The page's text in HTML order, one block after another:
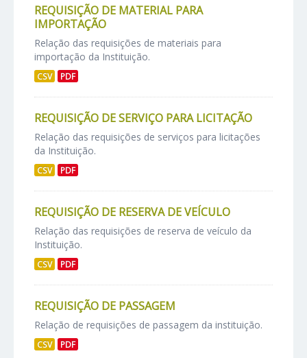
REQUISIÇÃO DE MATERIAL PARA
IMPORTAÇÃO
Relação das requisições de materiais para
importação da Instituição.
CSV PDF
REQUISIÇÃO DE SERVIÇO PARA LICITAÇÃO
Relação das requisições de serviços para licitações
da Instituição.
CSV PDF
REQUISIÇÃO DE RESERVA DE VEÍCULO
Relação das requisições de reserva de veículo da
Instituição.
CSV PDF
REQUISIÇÃO DE PASSAGEM
Relação de requisições de passagem da instituição.
CSV PDF